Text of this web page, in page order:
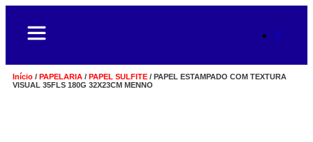
Início / PAPELARIA / PAPEL SULFITE / PAPEL ESTAMPADO COM TEXTURA
VISUAL 35FLS 180G 32X23CM MENNO